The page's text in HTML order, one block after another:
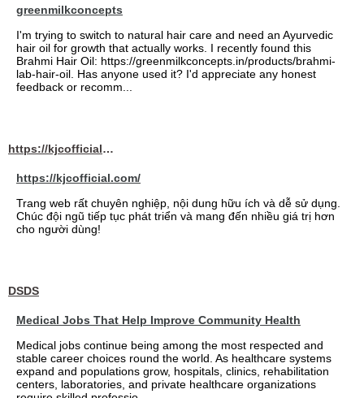
greenmilkconcepts
I'm trying to switch to natural hair care and need an Ayurvedic
hair oil for growth that actually works. I recently found this
Brahmi Hair Oil: https://greenmilkconcepts.in/products/brahmi-
lab-hair-oil. Has anyone used it? I'd appreciate any honest
feedback or recomm...
https://kjcofficial.com/
https://kjcofficial.com/
Trang web rất chuyên nghiệp, nội dung hữu ích và dễ sử dụng.
Chúc đội ngũ tiếp tục phát triển và mang đến nhiều giá trị hơn
cho người dùng!
DSDS
Medical Jobs That Help Improve Community Health
Medical jobs continue being among the most respected and
stable career choices round the world. As healthcare systems
expand and populations grow, hospitals, clinics, rehabilitation
centers, laboratories, and private healthcare organizations